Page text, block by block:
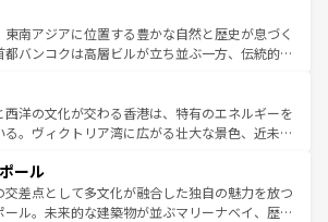
包まれながら、韓国の多彩な魅力を心ゆくまで味
わってみてほしい。 なお、新着の韓国情報はコンテンツ一
してほしい。
展と共に伝統が息づく。ハノイの古い町並みやホ
市のフランス統治時代の建物も、独特の雰囲気を
ている。また、バラエティの豊かさとおいしさで
ォーやバインミー、ベトナムコーヒーなどは、ぜ
味わいたい。どの地域を訪れてもあたたかい人々
を迎えてくれるので、きっと忘れられない旅にな
しい。
東南アジアに位置する豊かな自然と歴史が息づく
都バンコクは高層ビルが立ち並ぶ一方、伝統的な
交差している。北部ではチェンマイなどの山岳地
と触れ合い、南部ではプーケットやクラビの美し
でリゾート気分を楽しむことができる。タイ料理
気候は一年中温暖で、どの季節にも異なる楽しみ
いる。親しみやすいタイの人々、仏教を中心とし
そして多様な観光資源が、訪れる旅人を魅了し続
西洋の文化が交わる香港は、特有のエネルギーを
る。ヴィクトリア湾に広がる壮大な景色、近未来
を訪れても感動するはず。観光スポットが密集し
効率よく見どころを回れるのも魅力。息をのむよ
から文化的な体験まで、香港を存分に楽しみ尽く
ール
交差点として多文化が融合した独自の魅力を放つ
ール。未来的な建築物が並ぶマリーナベイ、歴史